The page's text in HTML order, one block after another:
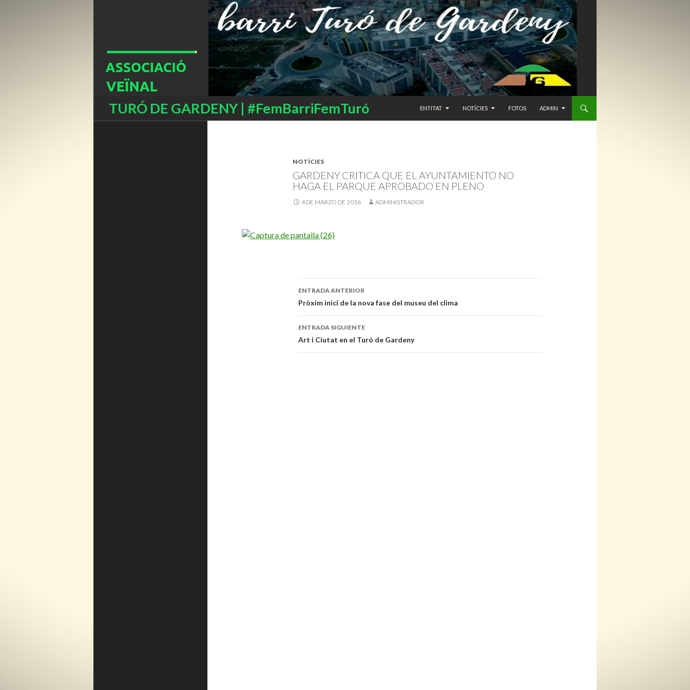
TURÓ DE GARDENY | #FemBarriFemTuró
Buscar
ENTITAT
NOTÍCIES FOTOS ADMIN
NOTÍCIES
GARDENY CRITICA QUE EL AYUNTAMIENTO NO
HAGA EL PARQUE APROBADO EN PLENO
4 DE MARZO DE 2016 ADMINISTRADOR
Navegación
de
entradas
ENTRADA ANTERIOR
Pròxim inici de la nova fase del museu del clima
ENTRADA SIGUIENTE
Art i Ciutat en el Turó de Gardeny